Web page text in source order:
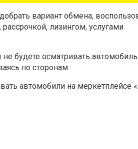
вариант обмена,
лизингом, услугами
будете осматривать
по сторонам.
автомобили на меркетплейсе